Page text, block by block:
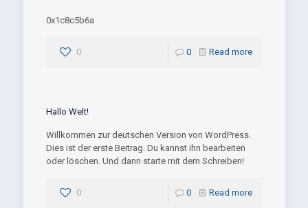
0x1c8c5b6a
0 0 Read more
Hallo Welt!
Willkommen zur deutschen Version von WordPress.
Dies ist der erste Beitrag. Du kannst ihn bearbeiten
oder löschen. Und dann starte mit dem Schreiben!
0 0 Read more